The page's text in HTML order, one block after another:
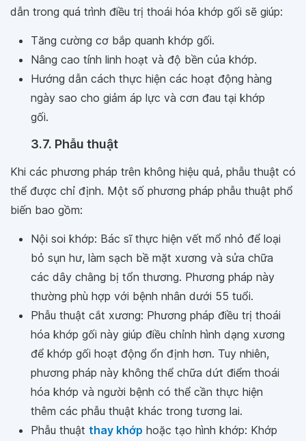
dẫn trong quá trình điều trị thoái hóa khớp gối sẽ giúp:
Tăng cường cơ bắp quanh khớp gối.
Nâng cao tính linh hoạt và độ bền của khớp.
Hướng dẫn cách thực hiện các hoạt động hàng
ngày sao cho giảm áp lực và cơn đau tại khớp
gối.
3.7. Phẫu thuật
Khi các phương pháp trên không hiệu quả, phẫu thuật có
thể được chỉ định. Một số phương pháp phẫu thuật phổ
biến bao gồm:
Nội soi khớp: Bác sĩ thực hiện vết mổ nhỏ để loại
bỏ sụn hư, làm sạch bề mặt xương và sửa chữa
các dây chằng bị tổn thương. Phương pháp này
thường phù hợp với bệnh nhân dưới 55 tuổi.
Phẫu thuật cắt xương: Phương pháp điều trị thoái
hóa khớp gối này giúp điều chỉnh hình dạng xương
để khớp gối hoạt động ổn định hơn. Tuy nhiên,
phương pháp này không thể chữa dứt điểm thoái
hóa khớp và người bệnh có thể cần thực hiện
thêm các phẫu thuật khác trong tương lai.
Phẫu thuật thay khớp hoặc tạo hình khớp: Khớp